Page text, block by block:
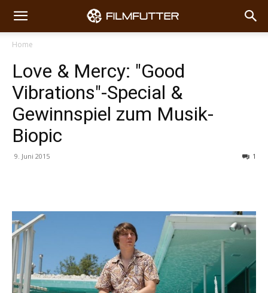
Home
Love & Mercy: "Good
Vibrations"-Special &
Gewinnspiel zum Musik-
Biopic
9. Juni 2015 1